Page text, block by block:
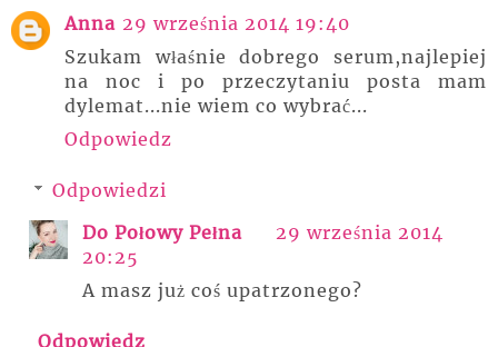
Anna 29 września 2014 19:40
Szukam właśnie dobrego serum,najlepiej
na noc i po przeczytaniu posta mam
dylemat...nie wiem co wybrać...
Odpowiedz
Odpowiedzi
Do Połowy Pełna
29 września 2014
20:25
A masz już coś upatrzonego?
Odpowiedz